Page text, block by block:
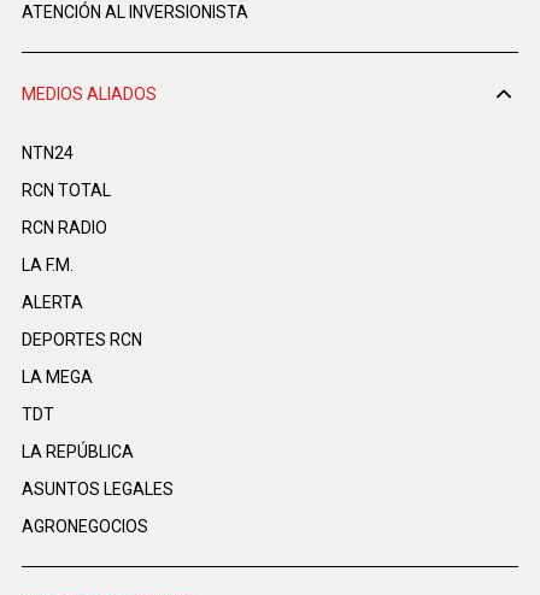
ATENCIÓN AL INVERSIONISTA
MEDIOS ALIADOS
NTN24
RCN TOTAL
RCN RADIO
LA F.M.
ALERTA
DEPORTES RCN
LA MEGA
TDT
LA REPÚBLICA
ASUNTOS LEGALES
AGRONEGOCIOS